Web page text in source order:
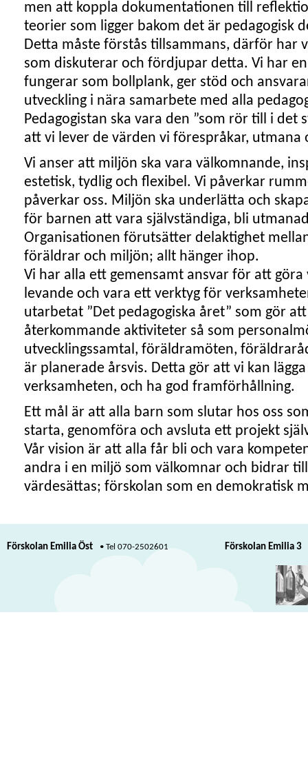
men att koppla dokumentationen till
teorier som ligger bakom det är pedagogisk
Detta måste förstås tillsammans, därför har
som diskuterar och fördjupar detta. Vi har
fungerar som bollplank, ger stöd och
utveckling i nära samarbete med alla
Pedagogistan ska vara den ”som rör till i det
att vi lever de värden vi förespråkar, utmana
Vi anser att miljön ska vara välkomnande,
estetisk, tydlig och flexibel. Vi påverkar
påverkar oss. Miljön ska underlätta och
för barnen att vara självständiga, bli
Organisationen förutsätter delaktighet
föräldrar och miljön; allt hänger ihop.
Vi har alla ett gemensamt ansvar för att
levande och vara ett verktyg för
utarbetat ”Det pedagogiska året” som gör
återkommande aktiviteter så som
utvecklingssamtal, föräldramöten,
är planerade årsvis. Detta gör att vi kan
verksamheten, och ha god framförhållning.
Ett mål är att alla barn som slutar hos oss
starta, genomföra och avsluta ett projekt
Vår vision är att alla får bli och vara
andra i en miljö som välkomnar och bidrar
värdesättas; förskolan som en demokratisk
Förskolan Emilia Öst 070-2502601 Förskolan Emilia 3